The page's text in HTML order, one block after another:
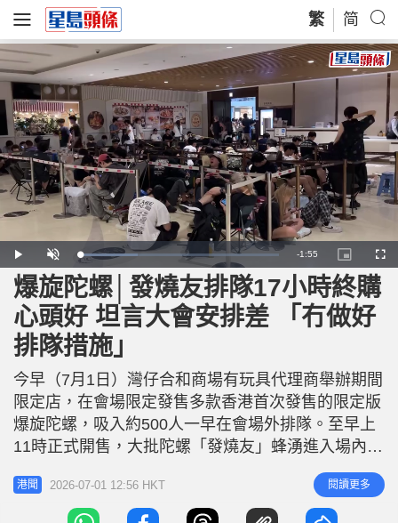
繁 简
P
l
a
y
U
n
m
u
t
e
L
o
a
d
e
d
:
2
8
.
9
7
R
e
m
n
n
-1:55
P
i
c
t
u
r
e
-
c
t
r
e
F
u
l
l
s
爆旋陀螺│發燒友排隊17小時終購
心頭好 坦言大會安排差 「冇做好
排隊措施」
今早（7月1日）灣仔合和商場有玩具代理商舉辦期間
限定店，在會場限定發售多款香港首次發售的限定版
爆旋陀螺，吸入約500人一早在會場外排隊。至早上
11時正式開售，大批陀螺「發燒友」蜂湧進入場內，
當中部分陀螺款式瞬間售罄。有陀螺迷購得心頭好後
笑逐顏開，展示手中的限量陀螺，滿載而歸。 相關
新聞：灣仔500人排隊搶購爆旋陀螺 14歲發燒友：有
港聞 2026-07-01 12:56 HKT 閱讀更多